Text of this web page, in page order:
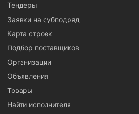
Тендеры
Заявки на субподряд
Карта строек
Подбор поставщиков
Организации
Объявления
Товары
Найти исполнителя